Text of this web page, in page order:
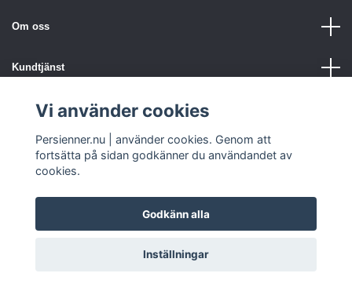
Om oss
Kundtjänst
Vi använder cookies
Persienner.nu | använder cookies. Genom att
fortsätta på sidan godkänner du användandet av
cookies.
Godkänn alla
Inställningar